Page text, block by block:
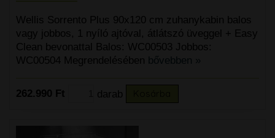
Wellis Sorrento Plus 90x120 cm zuhanykabin balos
vagy jobbos, 1 nyíló ajtóval, átlátszó üveggel + Easy
Clean bevonattal Balos: WC00503 Jobbos:
WC00504 Megrendelésében bővebben »
262.990 Ft darab